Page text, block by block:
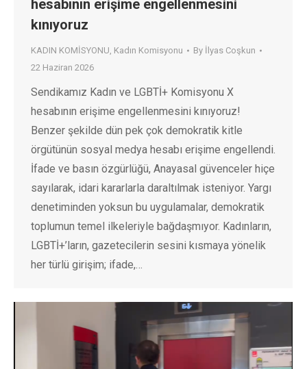
hesabının erişime engellenmesini
kınıyoruz
KADIN KOMİSYONU, Kadın Komisyonu By İlyas Coşkun
22 Haziran 2026
Sendikamız Kadın ve LGBTİ+ Komisyonu X
hesabının erişime engellenmesini kınıyoruz!
Benzer şekilde dün pek çok demokratik kitle
örgütünün sosyal medya hesabı erişime engellendi.
İfade ve basın özgürlüğü, Anayasal güvenceler hiçe
sayılarak, idari kararlarla daraltılmak isteniyor. Yargı
denetiminden yoksun bu uygulamalar, demokratik
toplumun temel ilkeleriyle bağdaşmıyor. Kadınların,
LGBTİ+’ların, gazetecilerin sesini kısmaya yönelik
her türlü girişim; ifade,…